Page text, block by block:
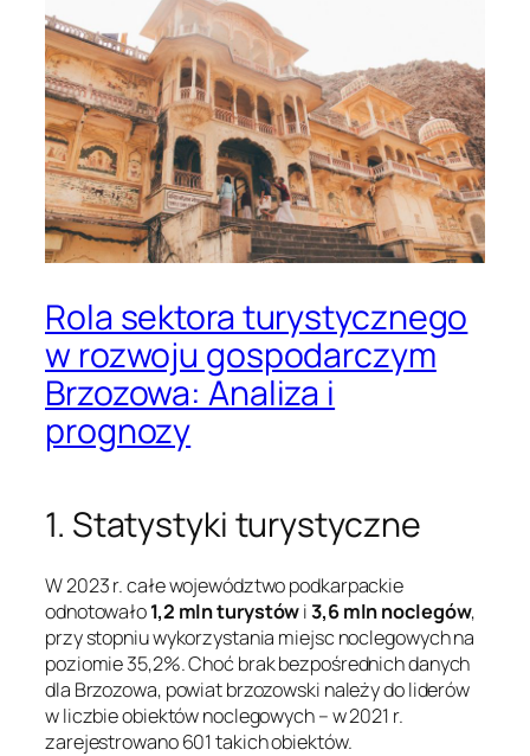
Rola sektora turystycznego
w rozwoju gospodarczym
Brzozowa: Analiza i
prognozy
1. Statystyki turystyczne
W 2023 r. całe województwo podkarpackie
odnotowało1,2 mln turystówi3,6 mln noclegów,
przy stopniu wykorzystania miejsc noclegowych na
poziomie 35,2%. Choć brak bezpośrednich danych
dla Brzozowa, powiat brzozowski należy do liderów
w liczbie obiektów noclegowych – w 2021 r.
zarejestrowano 601 takich obiektów.